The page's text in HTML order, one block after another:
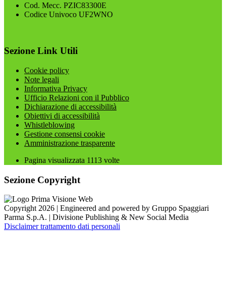
Cod. Mecc. PZIC83300E
Codice Univoco UF2WNO
Sezione Link Utili
Cookie policy
Note legali
Informativa Privacy
Ufficio Relazioni con il Pubblico
Dichiarazione di accessibilità
Obiettivi di accessibilità
Whistleblowing
Gestione consensi cookie
Amministrazione trasparente
Pagina visualizzata 1113 volte
Sezione Copyright
Copyright 2026 | Engineered and powered by Gruppo Spaggiari
Parma S.p.A. | Divisione Publishing & New Social Media
Disclaimer trattamento dati personali